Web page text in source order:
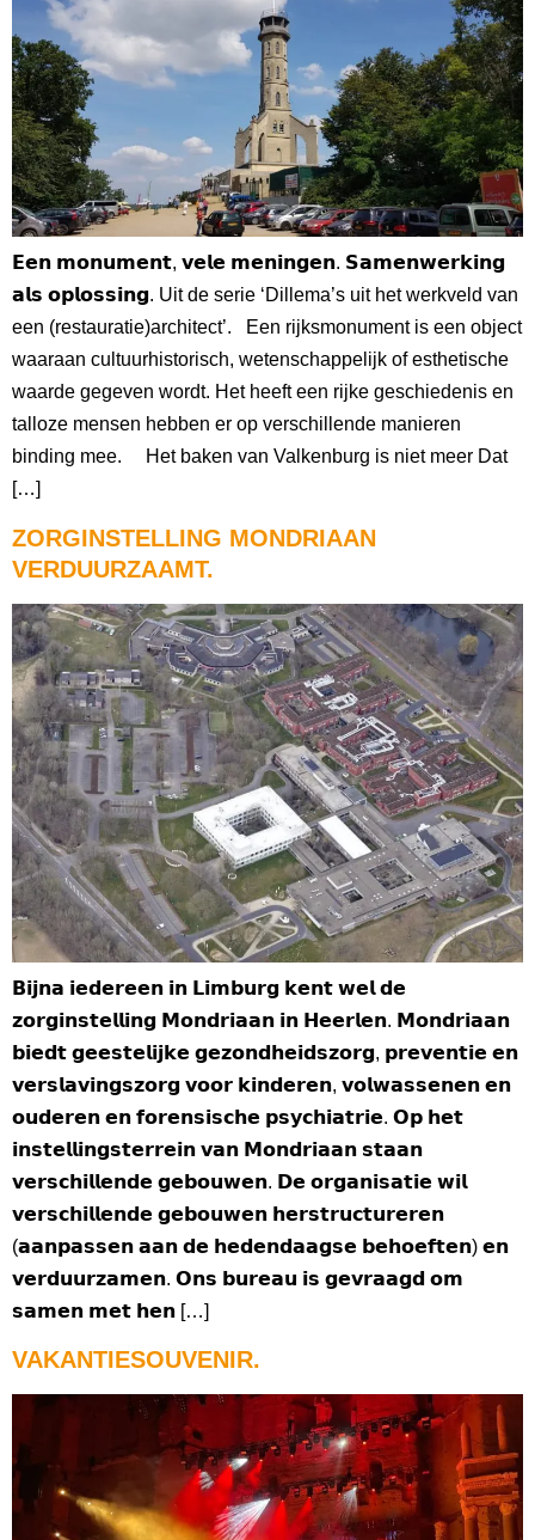
𝗘𝗲𝗻 𝗺𝗼𝗻𝘂𝗺𝗲𝗻𝘁, 𝘃𝗲𝗹𝗲 𝗺𝗲𝗻𝗶𝗻𝗴𝗲𝗻. 𝗦𝗮𝗺𝗲𝗻𝘄𝗲𝗿𝗸𝗶𝗻𝗴
𝗮𝗹𝘀 𝗼𝗽𝗹𝗼𝘀𝘀𝗶𝗻𝗴. Uit de serie ‘Dillema’s uit het werkveld van
een (restauratie)architect’. Een rijksmonument is een object
waaraan cultuurhistorisch, wetenschappelijk of esthetische
waarde gegeven wordt. Het heeft een rijke geschiedenis en
talloze mensen hebben er op verschillende manieren
binding mee. Het baken van Valkenburg is niet meer Dat
[…]
ZORGINSTELLING MONDRIAAN
VERDUURZAAMT.
𝗕𝗶𝗷𝗻𝗮 𝗶𝗲𝗱𝗲𝗿𝗲𝗲𝗻 𝗶𝗻 𝗟𝗶𝗺𝗯𝘂𝗿𝗴 𝗸𝗲𝗻𝘁 𝘄𝗲𝗹 𝗱𝗲
𝘇𝗼𝗿𝗴𝗶𝗻𝘀𝘁𝗲𝗹𝗹𝗶𝗻𝗴 𝗠𝗼𝗻𝗱𝗿𝗶𝗮𝗮𝗻 𝗶𝗻 𝗛𝗲𝗲𝗿𝗹𝗲𝗻. 𝗠𝗼𝗻𝗱𝗿𝗶𝗮𝗮𝗻
𝗯𝗶𝗲𝗱𝘁 𝗴𝗲𝗲𝘀𝘁𝗲𝗹𝗶𝗷𝗸𝗲 𝗴𝗲𝘇𝗼𝗻𝗱𝗵𝗲𝗶𝗱𝘀𝘇𝗼𝗿𝗴, 𝗽𝗿𝗲𝘃𝗲𝗻𝘁𝗶𝗲 𝗲𝗻
𝘃𝗲𝗿𝘀𝗹𝗮𝘃𝗶𝗻𝗴𝘀𝘇𝗼𝗿𝗴 𝘃𝗼𝗼𝗿 𝗸𝗶𝗻𝗱𝗲𝗿𝗲𝗻, 𝘃𝗼𝗹𝘄𝗮𝘀𝘀𝗲𝗻𝗲𝗻 𝗲𝗻
𝗼𝘂𝗱𝗲𝗿𝗲𝗻 𝗲𝗻 𝗳𝗼𝗿𝗲𝗻𝘀𝗶𝘀𝗰𝗵𝗲 𝗽𝘀𝘆𝗰𝗵𝗶𝗮𝘁𝗿𝗶𝗲. 𝗢𝗽 𝗵𝗲𝘁
𝗶𝗻𝘀𝘁𝗲𝗹𝗹𝗶𝗻𝗴𝘀𝘁𝗲𝗿𝗿𝗲𝗶𝗻 𝘃𝗮𝗻 𝗠𝗼𝗻𝗱𝗿𝗶𝗮𝗮𝗻 𝘀𝘁𝗮𝗮𝗻
𝘃𝗲𝗿𝘀𝗰𝗵𝗶𝗹𝗹𝗲𝗻𝗱𝗲 𝗴𝗲𝗯𝗼𝘂𝘄𝗲𝗻. 𝗗𝗲 𝗼𝗿𝗴𝗮𝗻𝗶𝘀𝗮𝘁𝗶𝗲 𝘄𝗶𝗹
𝘃𝗲𝗿𝘀𝗰𝗵𝗶𝗹𝗹𝗲𝗻𝗱𝗲 𝗴𝗲𝗯𝗼𝘂𝘄𝗲𝗻 𝗵𝗲𝗿𝘀𝘁𝗿𝘂𝗰𝘁𝘂𝗿𝗲𝗿𝗲𝗻
(𝗮𝗮𝗻𝗽𝗮𝘀𝘀𝗲𝗻 𝗮𝗮𝗻 𝗱𝗲 𝗵𝗲𝗱𝗲𝗻𝗱𝗮𝗮𝗴𝘀𝗲 𝗯𝗲𝗵𝗼𝗲𝗳𝘁𝗲𝗻) 𝗲𝗻
𝘃𝗲𝗿𝗱𝘂𝘂𝗿𝘇𝗮𝗺𝗲𝗻. 𝗢𝗻𝘀 𝗯𝘂𝗿𝗲𝗮𝘂 𝗶𝘀 𝗴𝗲𝘃𝗿𝗮𝗮𝗴𝗱 𝗼𝗺
𝘀𝗮𝗺𝗲𝗻 𝗺𝗲𝘁 𝗵𝗲𝗻 […]
VAKANTIESOUVENIR.